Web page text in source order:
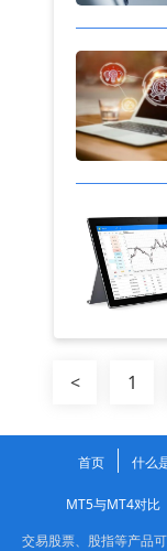
< 1
首页 什么
MT5与MT4对比
交易股票、股指等产品